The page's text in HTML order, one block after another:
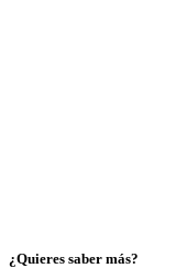
¿Quieres saber más?